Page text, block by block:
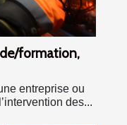
formation,
entreprise ou
des...